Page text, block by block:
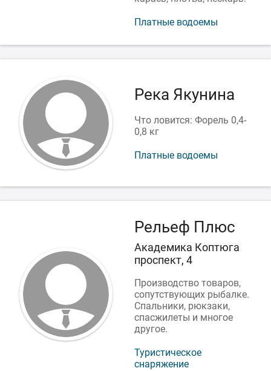
Платные водоемы
Река Якунина
Что ловится: Форель 0,4-
0,8 кг
Платные водоемы
Рельеф Плюс
Академика Коптюга
проспект, 4
Производство товаров,
сопутствующих рыбалке.
Спальники, рюкзаки,
спасжилеты и многое
другое.
Туристическое
снаряжение